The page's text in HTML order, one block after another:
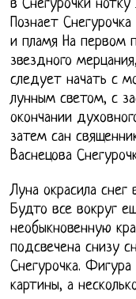
в Снегурочки
Познает
и пламя На первом
звездного
следует начать с
лунным светом, с
окончании
затем сан
Васнецова
Луна окрасила снег
Будто все вокруг
необыкновенную
подсвечена снизу
Снегурочка.
картины, а